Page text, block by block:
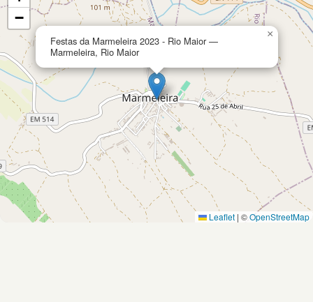
Festas da Marmeleira 2023 - Rio Maior —
Marmeleira, Rio Maior
×
−
Leaflet | ©OpenStreetMap